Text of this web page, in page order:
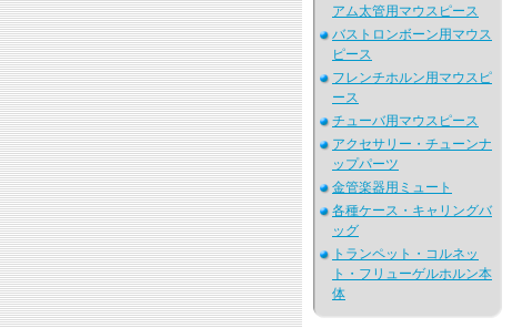
アム太管用マウスピース
バストロンボーン用マウス
ピース
フレンチホルン用マウスピ
ース
チューバ用マウスピース
アクセサリー・チューンナ
ップパーツ
金管楽器用ミュート
各種ケース・キャリングバ
ッグ
トランペット・コルネッ
ト・フリューゲルホルン本
体